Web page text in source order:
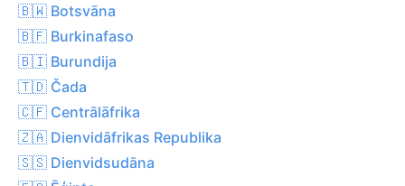
🇧🇼 Botsvāna
🇧🇫 Burkinafaso
🇧🇮 Burundija
🇹🇩 Čada
🇨🇫 Centrālāfrika
🇿🇦 Dienvidāfrikas Republika
🇸🇸 Dienvidsudāna